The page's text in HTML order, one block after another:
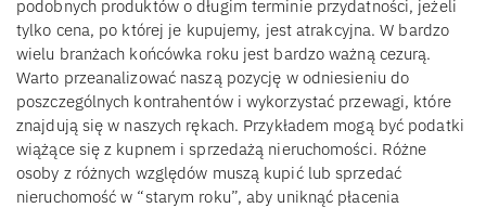
podobnych produktów o długim terminie przydatności, jeżeli
tylko cena, po której je kupujemy, jest atrakcyjna. W bardzo
wielu branżach końcówka roku jest bardzo ważną cezurą.
Warto przeanalizować naszą pozycję w odniesieniu do
poszczególnych kontrahentów i wykorzystać przewagi, które
znajdują się w naszych rękach. Przykładem mogą być podatki
wiążące się z kupnem i sprzedażą nieruchomości. Różne
osoby z różnych względów muszą kupić lub sprzedać
nieruchomość w “starym roku”, aby uniknąć płacenia